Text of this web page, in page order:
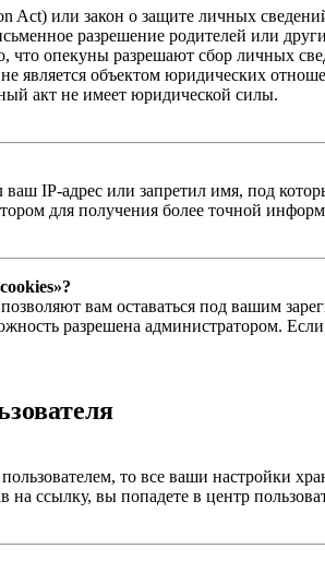
Act) или закон о защите личных
разрешение родителей или
что опекуны разрешают сбор личных
является объектом юридических
акт не имеет юридической силы.
IP-адрес или запретил имя, под
для получения более точной
вам оставаться под вашим
разрешена администратором.
то все ваши настройки
ссылку, вы попадете в центр